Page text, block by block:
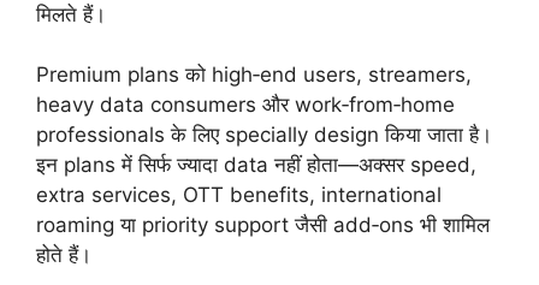
मिलते हैं।
Premium plans को high‑end users, streamers,
heavy data consumers और work‑from‑home
professionals के लिए specially design किया जाता है।
इन plans में सिर्फ ज्यादा data नहीं होता—अक्सर speed,
extra services, OTT benefits, international
roaming या priority support जैसी add‑ons भी शामिल
होते हैं।